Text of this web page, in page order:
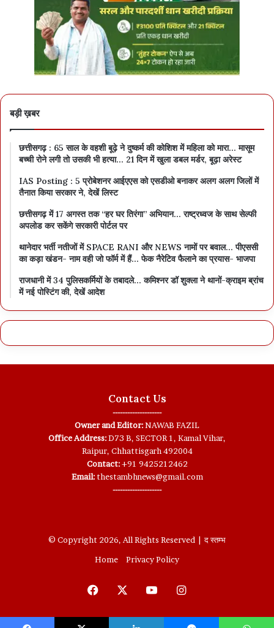
बड़ी ख़बर
छत्तीसगढ़ : 65 साल के वहशी बूढ़े ने दुष्कर्म की कोशिश में महिला को मारा… मासूम
बच्ची रोने लगी तो उसकी भी हत्या… 21 दिन में खुला डबल मर्डर, बूढ़ा अरेस्ट
IAS Posting : 5 प्रोबेशनर आईएएस को एसडीओ बनाकर अलग अलग जिलों में
तैनात किया सरकार ने, देखें लिस्ट
छत्तीसगढ़ में 17 अगस्त तक “हर घर तिरंगा” अभियान… राष्ट्रध्वज के साथ सेल्फी
अपलोड कर सकेंगे सरकारी पोर्टल पर
थानेदार भर्ती नतीजों में SPACE RANI और NEWS नामों पर बवाल… पीएससी
का कड़ा खंडन- नाम वही जो फॉर्म में हैं… फेक नैरेटिव फैलाने का प्रयास- भाजपा
राजधानी में 34 पुलिसकर्मियों के तबादले… कमिश्नर डॉ शुक्ला ने थानों-क्राइम ब्रांच
में नई पोस्टिंग की, देखें आदेश
Contact Us
--------------------
Owner and Editor:NAWAB FAZIL
Office Address:D73 B, SECTOR 1, Kamal Vihar,
Raipur, Chhattisgarh 492004
Contact:+91 9425212462
Email:thestambhnews@gmail.com
--------------------
© Copyright 2026, All Rights Reserved | द स्तम्भ
Home
Privacy Policy
Facebook YouTubeInstagram